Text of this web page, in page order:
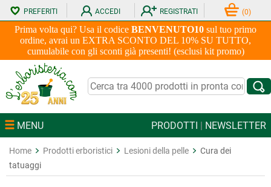
Prima volta qui? Usa il codice BENVENUTO10 sul tuo primo
ordine, avrai un EXTRA SCONTO DEL 10% SU TUTTO,
cumulabile con gli sconti già presenti! (esclusi kit promo)
PREFERITI ACCEDI REGISTRATI (0)
MENU PRODOTTI | NEWSLETTER
Home Prodotti erboristici Lesioni della pelle
Cura dei
tatuaggi